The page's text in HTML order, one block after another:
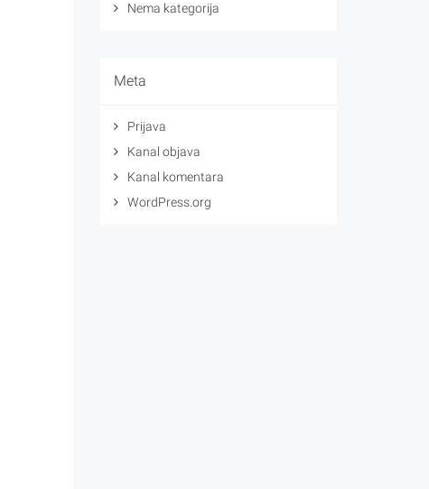
Nema kategorija
Meta
Prijava
Kanal objava
Kanal komentara
WordPress.org